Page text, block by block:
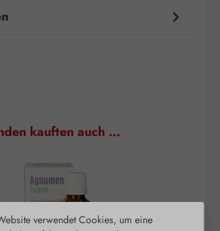
kauften auch …
verwendet Cookies, um eine